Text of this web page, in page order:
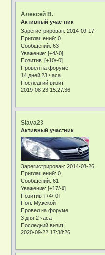
Алексей В.
Активный участник
Зарегистрирован: 2014-09-17
Приглашений: 0
Сообщений: 63
Уважение: [+4/-0]
Позитив: [+10/-0]
Провел на форуме:
14 дней 23 часа
Последний визит:
2019-08-23 15:27:36
Slava23
Активный участник
Зарегистрирован: 2014-08-26
Приглашений: 0
Сообщений: 61
Уважение: [+17/-0]
Позитив: [+4/-0]
Пол: Мужской
Провел на форуме:
3 дня 2 часа
Последний визит:
2020-09-22 17:38:26